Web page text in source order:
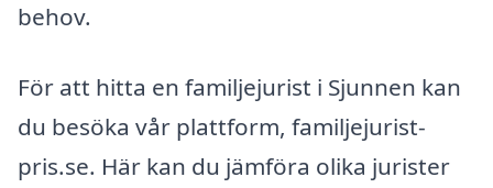
behov.
För att hitta en familjejurist i Sjunnen kan
du besöka vår plattform, familjejurist-
pris.se. Här kan du jämföra olika jurister